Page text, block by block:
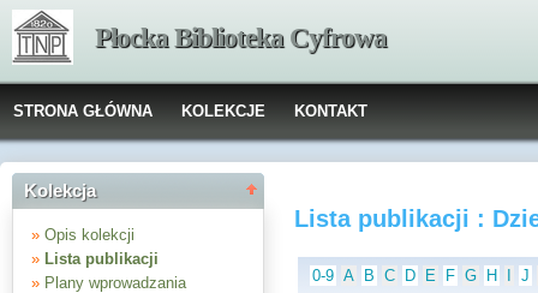
Płocka Biblioteka Cyfrowa
STRONA GŁÓWNA KOLEKCJE KONTAKT
Kolekcja
» Opis kolekcji
» Lista publikacji
» Plany wprowadzania
Lista publikacji :
0-9 A B C D E F G H J